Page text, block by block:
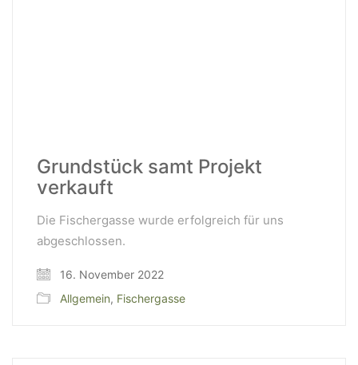
Grundstück samt Projekt
verkauft
Die Fischergasse wurde erfolgreich für uns
abgeschlossen.
16. November 2022
Allgemein, Fischergasse